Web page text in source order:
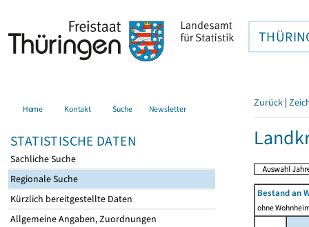
Home Kontakt Suche Newsletter
STATISTISCHE DATEN
Sachliche Suche
Regionale Suche
Kürzlich bereitgestellte Daten
Allgemeine Angaben, Zuordnungen
Zurück |
Bestand an
ohne